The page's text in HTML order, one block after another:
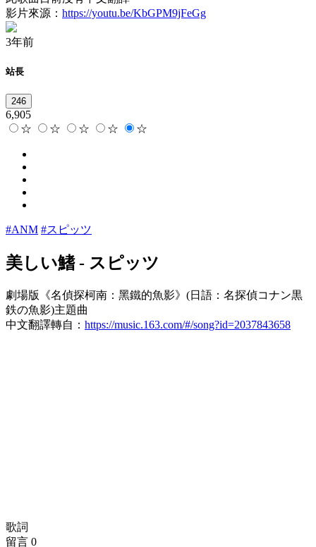
影片來源： https://youtu.be/KbGPM9jFeGg
3年前
站長
246
6,905
☆
☆ ☆ ☆ ☆
#ANM #スピッツ
美しい鰭- スピッツ
劇場版《名偵探柯南：黑鐵的魚影》(日語：名探偵コナン黒
鉄の魚影)主題曲
中文翻譯轉自： https://music.163.com/#/song?id=2037843658
歌詞
留言 0